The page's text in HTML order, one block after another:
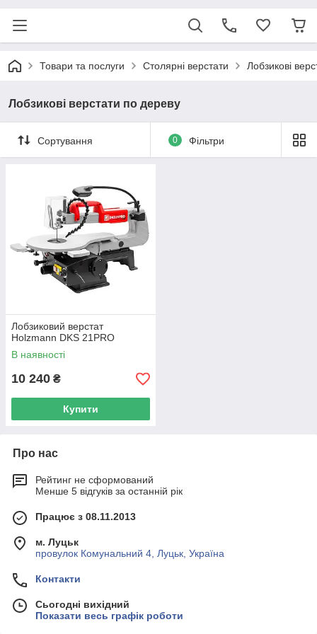
Товари та послуги Столярні верстати Лобзикові
Лобзикові верстати по дереву
Сортування 0 Фільтри
Лобзиковий верстат
Holzmann DKS 21PRO
В наявності
10 240 ₴
Купити
Про нас
Рейтинг не сформований
Менше 5 відгуків за останній рік
Працює з 08.11.2013
м. Луцьк
провулок Комунальний 4, Луцьк, Україна
Контакти
Сьогодні вихідний
Показати весь графік роботи